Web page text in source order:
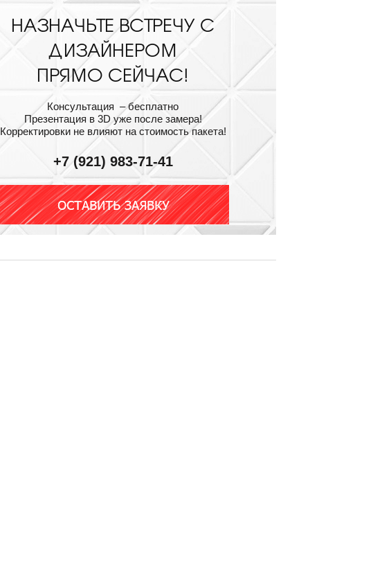
НАЗНАЧЬТЕ ВСТРЕЧУ С
ДИЗАЙНЕРОМ
ПРЯМО СЕЙЧАС!
Консультация – бесплатно
Презентация в 3D уже после замера!
Корректировки не влияют на стоимость пакета!
+7 (921) 983-71-41